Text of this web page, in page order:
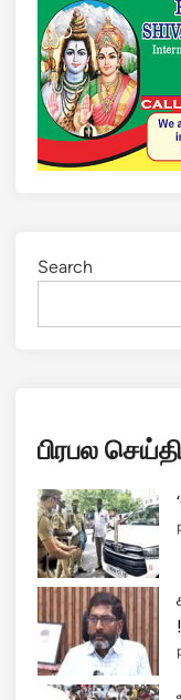
Search
பிரபல